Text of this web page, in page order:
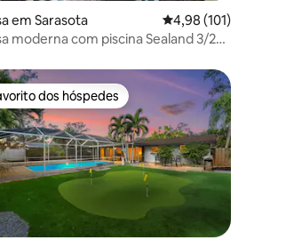
de 4,98 em 5 estrelas, 42avaliações
em Sarasota Classificação média
4,98 (101)
moderna com piscina Sealand 3/2
dos hóspedes
dos hóspedes